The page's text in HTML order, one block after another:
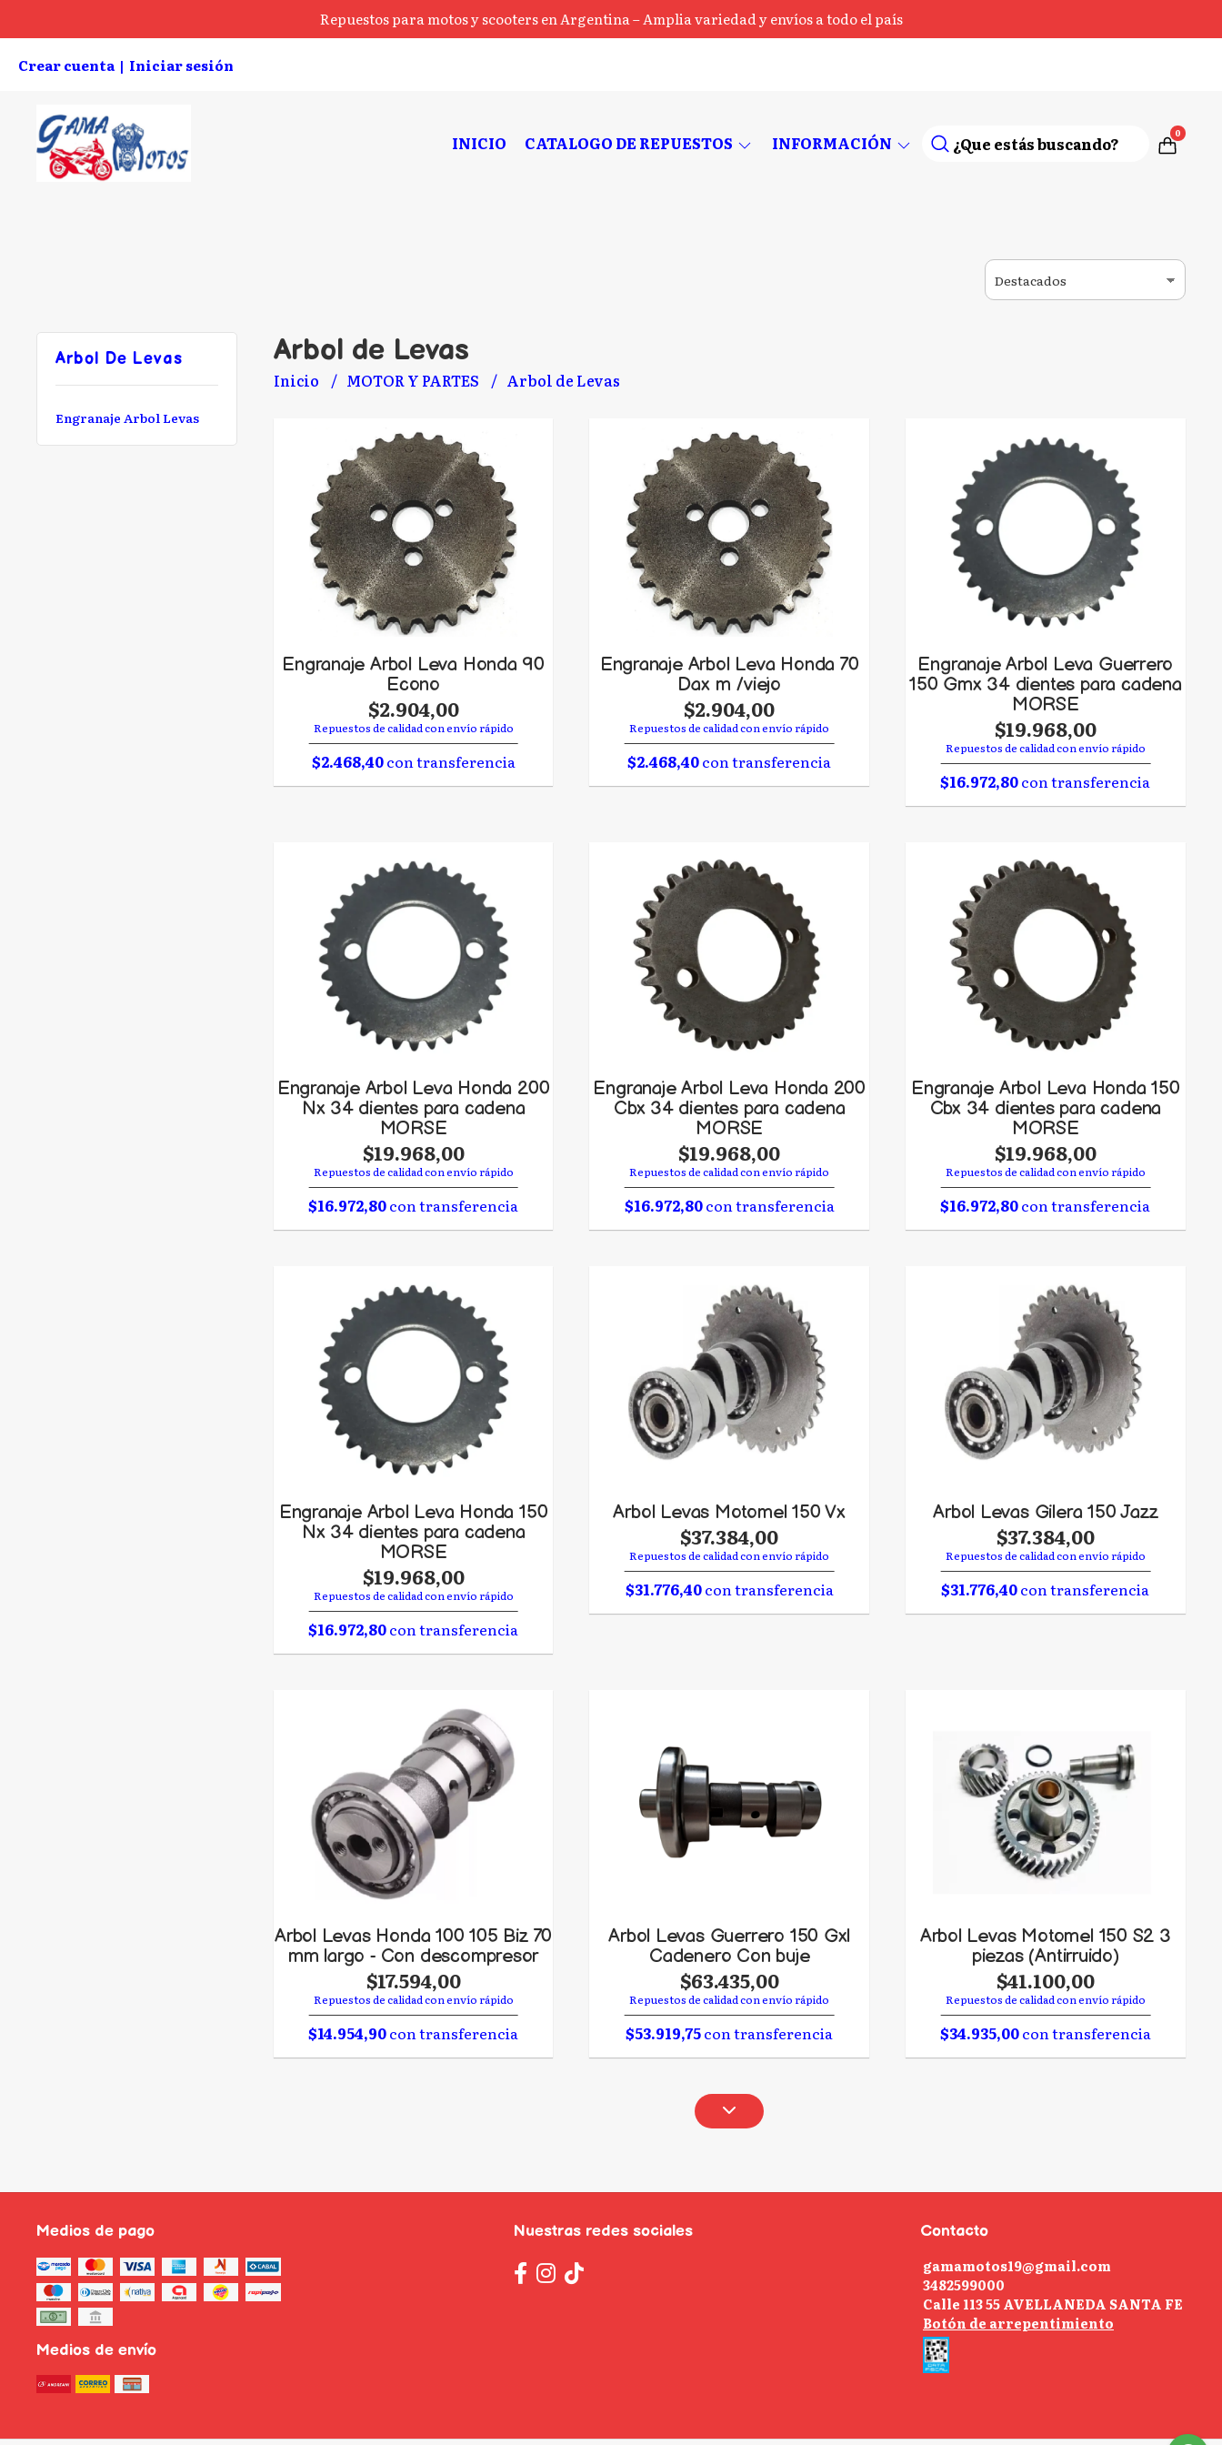
Repuestos para motos y scooters en Argentina – Amplia variedad y envíos a todo el país
Crear cuenta | Iniciar sesión
INICIO CATALOGO DE REPUESTOS INFORMACIÓN 0
Arbol De Levas
Engranaje Arbol Levas
Arbol de Levas
Inicio MOTOR Y PARTES Arbol de Levas
Engranaje Arbol Leva Honda 90
Econo
$2.904,00
Repuestos de calidad con envío rápido
$2.468,40con transferencia
Engranaje Arbol Leva Honda 70
Dax m /viejo
$2.904,00
Repuestos de calidad con envío rápido
$2.468,40con transferencia
Engranaje Arbol Leva Guerrero
150 Gmx 34 dientes para cadena
MORSE
$19.968,00
Repuestos de calidad con envío rápido
$16.972,80con transferencia
Engranaje Arbol Leva Honda 200
Nx 34 dientes para cadena
MORSE
$19.968,00
Repuestos de calidad con envío rápido
$16.972,80con transferencia
Engranaje Arbol Leva Honda 200
Cbx 34 dientes para cadena
MORSE
$19.968,00
Repuestos de calidad con envío rápido
$16.972,80con transferencia
Engranaje Arbol Leva Honda 150
Cbx 34 dientes para cadena
MORSE
$19.968,00
Repuestos de calidad con envío rápido
$16.972,80con transferencia
Engranaje Arbol Leva Honda 150
Nx 34 dientes para cadena
MORSE
$19.968,00
Repuestos de calidad con envío rápido
$16.972,80con transferencia
Arbol Levas Motomel 150 Vx
$37.384,00
Repuestos de calidad con envío rápido
$31.776,40con transferencia
Arbol Levas Gilera 150 Jazz
$37.384,00
Repuestos de calidad con envío rápido
$31.776,40con transferencia
Arbol Levas Honda 100 105 Biz 70
mm largo - Con descompresor
$17.594,00
Repuestos de calidad con envío rápido
$14.954,90con transferencia
Arbol Levas Guerrero 150 Gxl
Cadenero Con buje
$63.435,00
Repuestos de calidad con envío rápido
$53.919,75con transferencia
Arbol Levas Motomel 150 S2 3
piezas (Antirruido)
$41.100,00
Repuestos de calidad con envío rápido
$34.935,00con transferencia
Medios de pago
Medios de envío
Nuestras redes sociales
Contacto
gamamotos19@gmail.com
3482599000
Calle 113 55 AVELLANEDA SANTA FE
Botón de arrepentimiento